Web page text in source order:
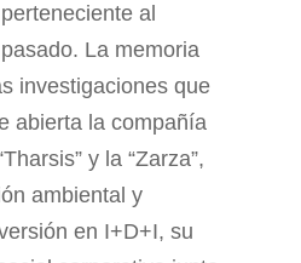
al
La memoria
investigaciones que
abierta la compañía
y la “Zarza”,
ambiental y
en I+D+I, su